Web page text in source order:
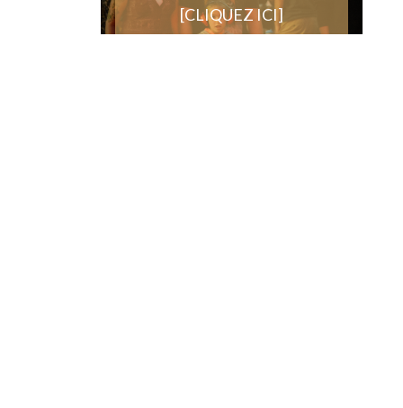
[CLIQUEZ ICI]